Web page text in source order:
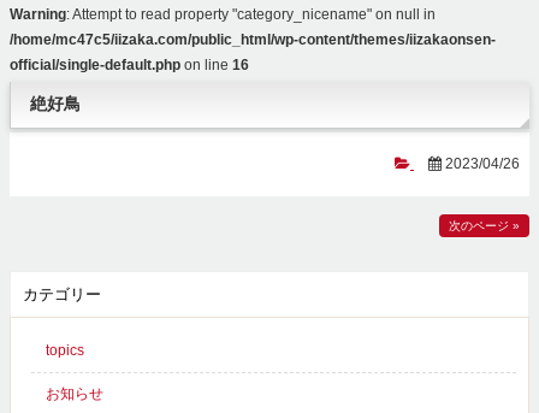
Warning: Attempt to read property "category_nicename" on null in
/home/mc47c5/iizaka.com/public_html/wp-content/themes/iizakaonsen-
official/single-default.php on line 16
絶好鳥
2023/04/26
次のページ »
カテゴリー
topics
お知らせ